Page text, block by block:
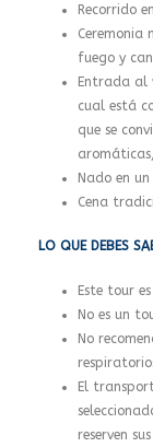
Recorrido
Ceremonia
fuego y
Entrada al
cual está
que se
Nado en
Cena
LO QUE DEBES
Este tour
No es un
No
El
reserven